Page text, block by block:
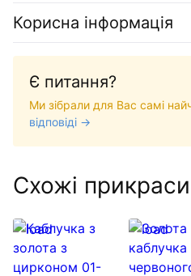
Корисна інформація
Є питання?
Ми зібрали для Вас самі
відповіді →
Схожі прикраси